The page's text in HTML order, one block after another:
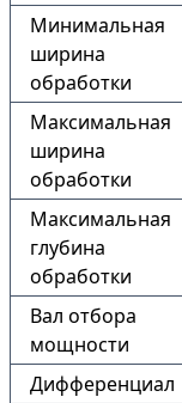
Минимальная
ширина
обработки
Максимальная
ширина
обработки
Максимальная
глубина
обработки
Вал отбора
мощности
Дифференциал